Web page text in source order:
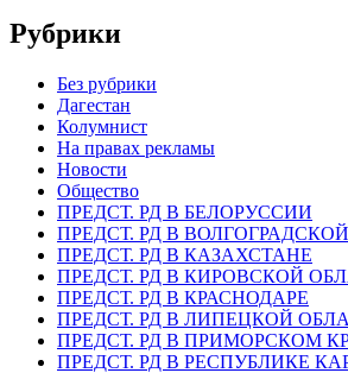
Рубрики
Без рубрики
Дагестан
Колумнист
На правах рекламы
Новости
Общество
ПРЕДСТ. РД В БЕЛОРУССИИ
ПРЕДСТ. РД В
ПРЕДСТ. РД В КАЗАХСТАНЕ
ПРЕДСТ. РД В КИРОВСКОЙ
ПРЕДСТ. РД В КРАСНОДАРЕ
ПРЕДСТ. РД В ЛИПЕЦКОЙ
ПРЕДСТ. РД В ПРИМОРСКОМ
ПРЕДСТ. РД В РЕСПУБЛИКЕ